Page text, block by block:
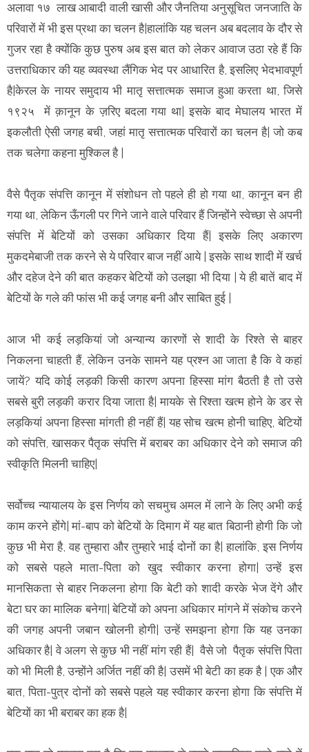
अलावा १७ लाख आबादी वाली खासी और जैनतिया अनुसूचित जनजाति के
परिवारों में भी इस प्रथा का चलन है|हालांकि यह चलन अब बदलाव के दौर से
गुजर रहा है क्योंकि कुछ पुरुष अब इस बात को लेकर आवाज उठा रहे हैं कि
उत्तराधिकार की यह व्यवस्था लैंगिक भेद पर आधारित है, इसलिए भेदभावपूर्ण
है|केरल के नायर समुदाय भी मातृ सत्तात्मक समाज हुआ करता था, जिसे
१९२५ में क़ानून के ज़रिए बदला गया था| इसके बाद मेघालय भारत में
इकलौती ऐसी जगह बची, जहां मातृ सत्तात्मक परिवारों का चलन है| जो कब
तक चलेगा कहना मुश्किल है |
वैसे पैतृक संपत्ति कानून में संशोधन तो पहले ही हो गया था, कानून बन ही
गया था, लेकिन ऊँगली पर गिने जाने वाले परिवार हैं जिन्होंने स्वेच्छा से अपनी
संपत्ति में बेटियों को उसका अधिकार दिया हैं| इसके लिए अकारण
मुकदमेबाजी तक करने से ये परिवार बाज नहीं आये | इसके साथ शादी में खर्च
और दहेज देने की बात कहकर बेटियों को उलझा भी दिया | ये ही बातें बाद में
बेटियों के गले की फांस भी कई जगह बनी और साबित हुई |
आज भी कई लड़कियां जो अन्यान्य कारणों से शादी के रिश्ते से बाहर
निकलना चाहती हैं, लेकिन उनके सामने यह प्रश्न आ जाता है कि वे कहां
जायें? यदि कोई लड़की किसी कारण अपना हिस्सा मांग बैठती है तो उसे
सबसे बुरी लड़की करार दिया जाता है| मायके से रिश्ता खत्म होने के डर से
लड़कियां अपना हिस्सा मांगती ही नहीं हैं| यह सोच खत्म होनी चाहिए, बेटियों
को संपत्ति, खासकर पैतृक संपत्ति में बराबर का अधिकार देने को समाज की
स्वीकृति मिलनी चाहिए|
सर्वोच्च न्यायालय के इस निर्णय को सचमुच अमल में लाने के लिए अभी कई
काम करने होंगे| मां-बाप को बेटियों के दिमाग में यह बात बिठानी होगी कि जो
कुछ भी मेरा है, वह तुम्हारा और तुम्हारे भाई दोनों का है| हालांकि, इस निर्णय
को सबसे पहले माता-पिता को खुद स्वीकार करना होगा| उन्हें इस
मानसिकता से बाहर निकलना होगा कि बेटी को शादी करके भेज देंगे और
बेटा घर का मालिक बनेगा| बेटियों को अपना अधिकार मांगने में संकोच करने
की जगह अपनी जबान खोलनी होगी| उन्हें समझना होगा कि यह उनका
अधिकार है| वे अलग से कुछ भी नहीं मांग रही हैं| वैसे जो पैतृक संपत्ति पिता
को भी मिली है, उन्होंने अर्जित नहीं की है| उसमें भी बेटी का हक है | एक और
बात, पिता-पुत्र दोनों को सबसे पहले यह स्वीकार करना होगा कि संपत्ति में
बेटियों का भी बराबर का हक है|